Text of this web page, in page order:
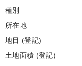
種別
所在地
地目 (登記)
土地面積 (登記)